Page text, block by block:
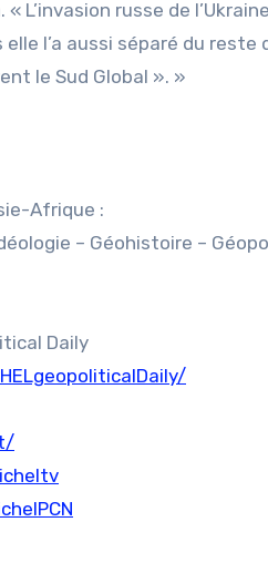
L’invasion russe de
l’a aussi séparé du
le Sud Global ». »
Afrique :
– Géohistoire –
Daily